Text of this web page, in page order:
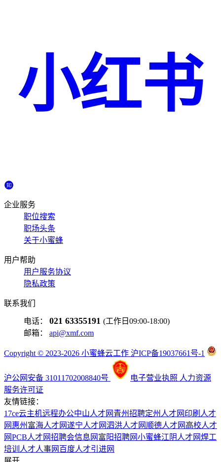
小红书
企业服务
职位搜索
职场头条
关于小蜜蜂
用户帮助
用户服务协议
隐私政策
联系我们
电话： 021 63355191 (工作日09:00-18:00)
邮箱： api@xmf.com
Copyright © 2023-2026 小蜜蜂云工作 沪ICP备19037661号-1
沪公网安备 31011702008840号 电子营业执照 人力资源
服务许可证
友情链接：
17ce云主机远程办公中山人才网 青州招聘定州人才网 印刷人才
网 惠州富海人才网遂宁人才网泗洪人才网 顺德人才网 高校人才
网PCB人才网招聘会信息网 富阳招聘网小蜜蜂江阴人才网焊工
培训 人才人事网 百度人才引进网